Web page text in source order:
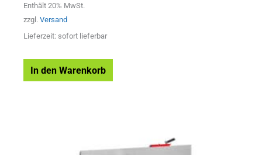
Enthält 20% MwSt.
zzgl. Versand
Lieferzeit: sofort lieferbar
In den Warenkorb